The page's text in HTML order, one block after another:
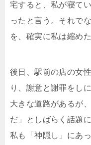
宅すると、私が寝て
ったと言う。それで
を、確実に私は縮めた
後日、駅前の店の女
り、謝意と謝罪をし
大きな道路があるが
だ」としばらく話題
私も「神隠し」にあ